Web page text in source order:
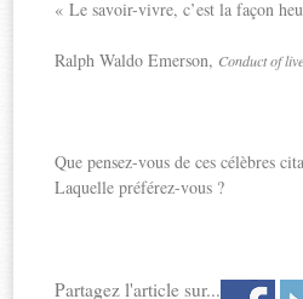
« Le savoir-vivre, c’est la façon
Ralph Waldo Emerson, Conduct of live
Que pensez-vous de ces célèbres
Laquelle préférez-vous ?
Partagez l'article sur...